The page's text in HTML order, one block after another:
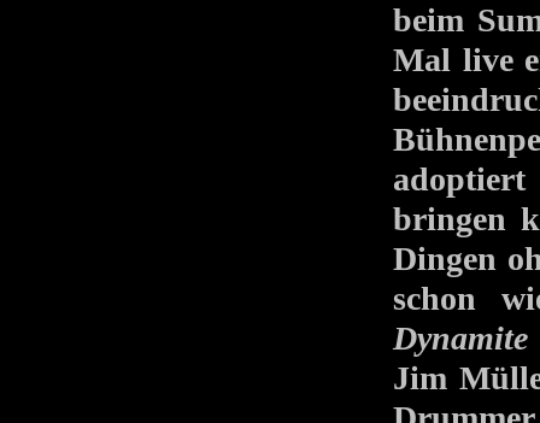
beim
Mal live
bringen
Dingen
schon
Dynamite
Jim